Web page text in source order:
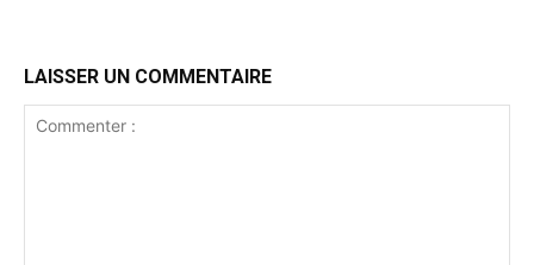
LAISSER UN COMMENTAIRE